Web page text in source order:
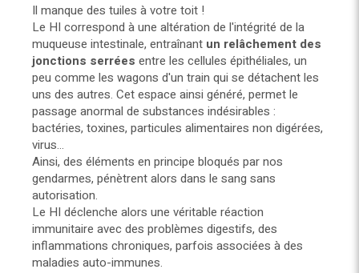
Il manque des tuiles à votre toit !
Le HI correspond à une altération de l'intégrité de la
muqueuse intestinale, entraînant un relâchement des
jonctions serrées entre les cellules épithéliales, un
peu comme les wagons d'un train qui se détachent les
uns des autres. Cet espace ainsi généré, permet le
passage anormal de substances indésirables :
bactéries, toxines, particules alimentaires non digérées,
virus...
Ainsi, des éléments en principe bloqués par nos
gendarmes, pénètrent alors dans le sang sans
autorisation.
Le HI déclenche alors une véritable réaction
immunitaire avec des problèmes digestifs, des
inflammations chroniques, parfois associées à des
maladies auto-immunes.